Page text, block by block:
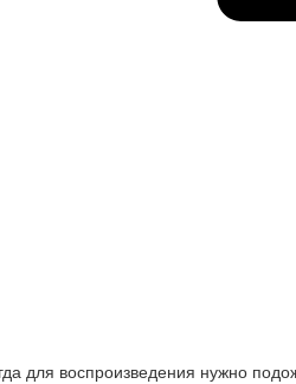
для воспроизведения нужно